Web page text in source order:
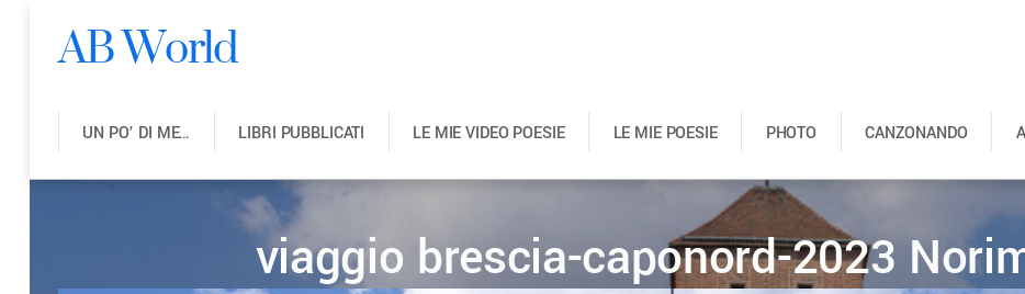
AB World
UN PO’ DI ME… LIBRI PUBBLICATI LE MIE VIDEO POESIE LE MIE POESIE PHOTO CANZONANDO
viaggio brescia-caponord-2023